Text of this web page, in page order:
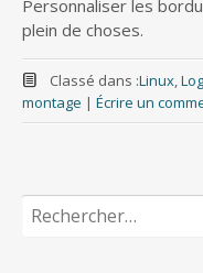
Personnaliser les
plein de choses.
Classé dans :Linux,
montage | Écrire un
Rechercher :